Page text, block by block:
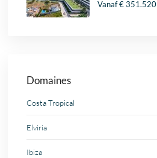
Vanaf€ 351.520
Domaines
Costa Tropical
Elviria
Ibiza